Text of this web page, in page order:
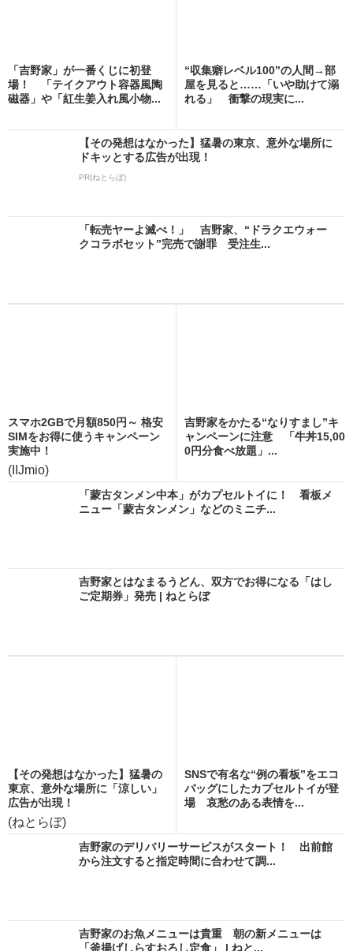
「吉野家」が一番くじに初登
場！ 「テイクアウト容器風陶
磁器」や「紅生姜入れ風小物...
“収集癖レベル100”の人間→部
屋を見ると……「いや助けて溺
れる」 衝撃の現実に...
【その発想はなかった】猛暑の東京、意外な場所に
ドキッとする広告が出現！
PR(ねとらぼ)
「転売ヤーよ滅べ！」 吉野家、“ドラクエウォー
クコラボセット”完売で謝罪 受注生...
スマホ2GBで月額850円～ 格安
SIMをお得に使うキャンペーン
実施中！
(IIJmio)
吉野家をかたる“なりすまし”キ
ャンペーンに注意 「牛丼15,00
0円分食べ放題」...
「蒙古タンメン中本」がカプセルトイに！ 看板メ
ニュー「蒙古タンメン」などのミニチ...
吉野家とはなまるうどん、双方でお得になる「はし
ご定期券」発売 | ねとらぼ
【その発想はなかった】猛暑の
東京、意外な場所に「涼しい」
広告が出現！
(ねとらぼ)
SNSで有名な“例の看板”をエコ
バッグにしたカプセルトイが登
場 哀愁のある表情を...
吉野家のデリバリーサービスがスタート！ 出前館
から注文すると指定時間に合わせて調...
吉野家のお魚メニューは貴重 朝の新メニューは
「釜揚げしらすおろし定食」 | ねと...